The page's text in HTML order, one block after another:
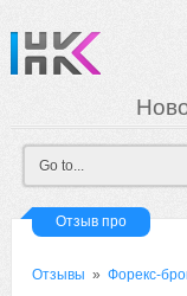
Отзыв про
Отзывы »Форекс-